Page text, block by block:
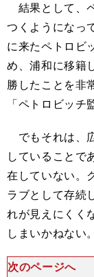
結果として、
つくようになっ
に来たペトロビ
め、浦和に移籍
勝したことを非
「ペトロビッチ
でもそれは、
していることで
在していない。
ラブとして存続
れが見えにくく
しまいかねない。
次のページへ